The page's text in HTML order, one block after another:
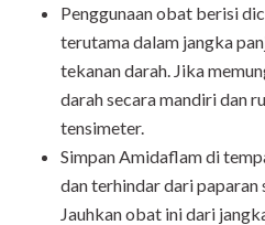
Penggunaan obat berisi
terutama dalam jangka
tekanan darah. Jika
darah secara mandiri dan
tensimeter.
Simpan Amidaflam di
dan terhindar dari paparan
Jauhkan obat ini dari